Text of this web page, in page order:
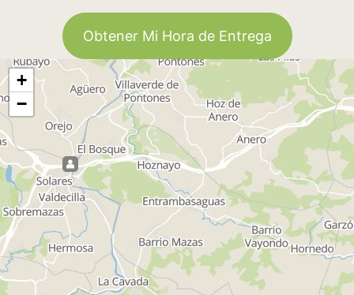
Obtener Mi Hora de Entrega
+
−